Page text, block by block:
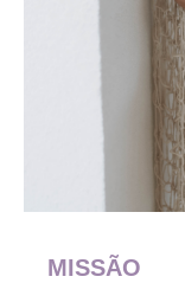
MISSÃO